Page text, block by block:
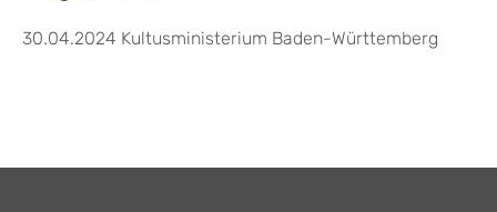
30.04.2024 Kultusministerium Baden-Württemberg